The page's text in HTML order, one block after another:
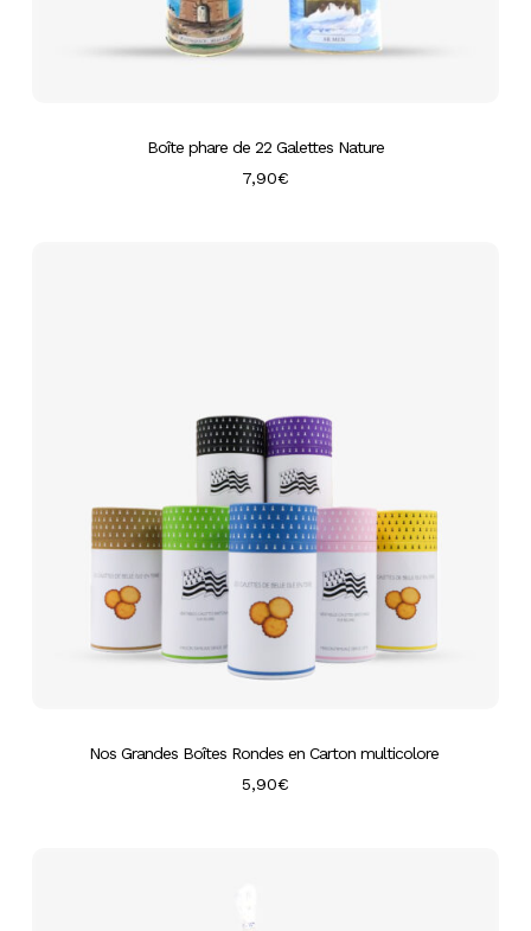
Boîte phare de 22 Galettes Nature
7,90€
Nos Grandes Boîtes Rondes en Carton multicolore
5,90€